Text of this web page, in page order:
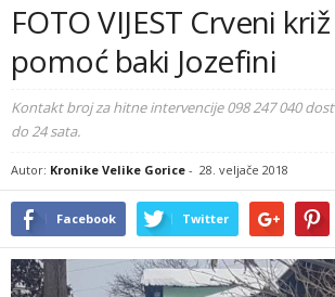
FOTO VIJEST Crveni
pomoć baki Jozefini
Kontakt broj za hitne intervencije 098 247 040
do 24 sata.
Autor: Kronike Velike Gorice - 28. veljače 2018
Facebook Twitter